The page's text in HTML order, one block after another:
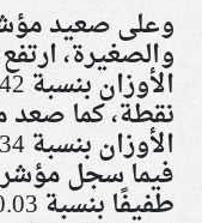
وعلى صعيد
والصغيرة،
نقطة، كما
فيما سجل مؤشر